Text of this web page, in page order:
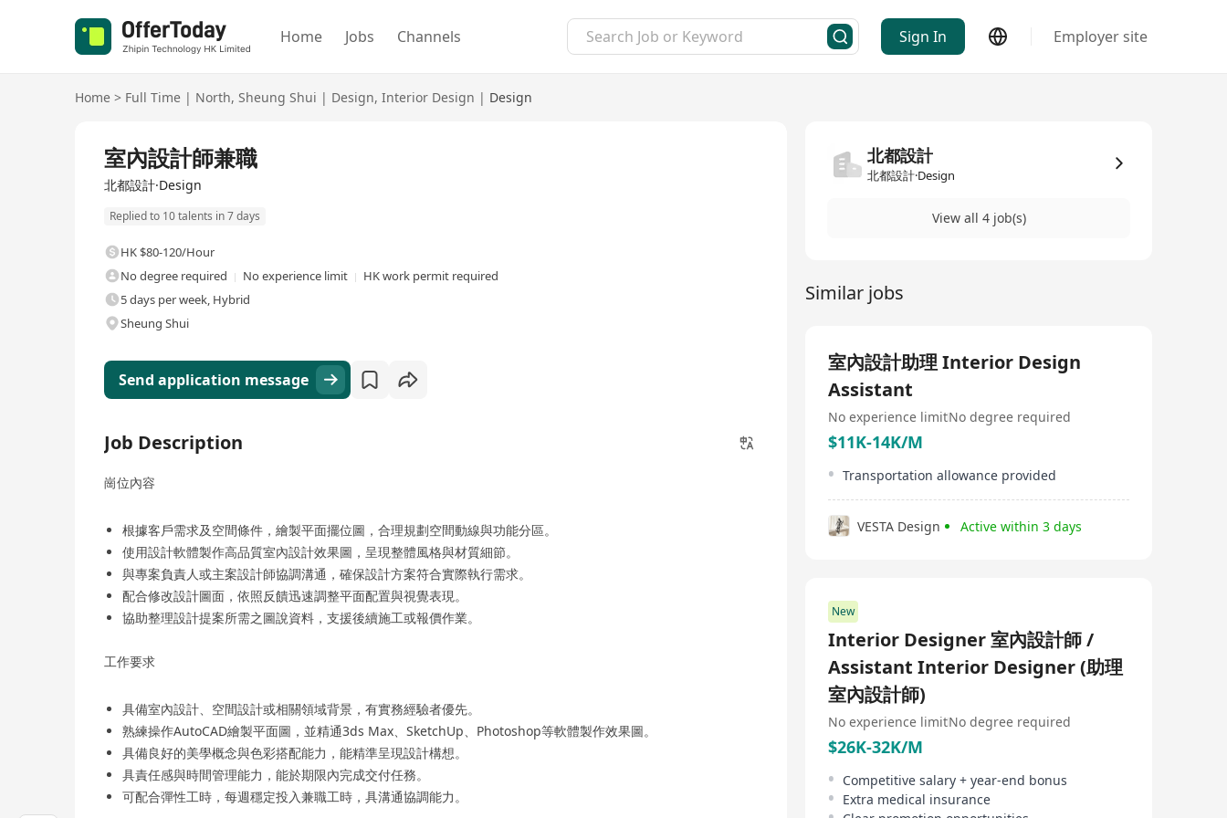
Home Jobs Channels Sign In Employer site
Home > Full Time | North, Sheung Shui | Design, Interior Design | Design
室內設計師兼職
北都設計·Design
Replied to 10 talents in 7 days
HK $80-120/Hour
No degree required
No experience limit
HK work permit required
5 days per week, Hybrid
Sheung Shui
Send application message
Job Description
崗位內容
根據客戶需求及空間條件，繪製平面擺位圖，合理規劃空間動線與功能分區。
使用設計軟體製作高品質室內設計效果圖，呈現整體風格與材質細節。
與專案負責人或主案設計師協調溝通，確保設計方案符合實際執行需求。
配合修改設計圖面，依照反饋迅速調整平面配置與視覺表現。
協助整理設計提案所需之圖說資料，支援後續施工或報價作業。
工作要求
具備室內設計、空間設計或相關領域背景，有實務經驗者優先。
熟練操作AutoCAD繪製平面圖，並精通3ds Max、SketchUp、Photoshop等軟體製作效果圖。
具備良好的美學概念與色彩搭配能力，能精準呈現設計構想。
具責任感與時間管理能力，能於期限內完成交付任務。
可配合彈性工時，每週穩定投入兼職工時，具溝通協調能力。
北都設計
北都設計·Design
View all 4 job(s)
Similar jobs
室內設計助理 Interior Design
Assistant
No experience limitNo degree required
$11K-14K/M
Transportation allowance provided
VESTA Design Active within 3 days
New
Interior Designer 室內設計師 /
Assistant Interior Designer (助理
室內設計師)
No experience limitNo degree required
$26K-32K/M
Competitive salary + year-end bonus
Extra medical insurance